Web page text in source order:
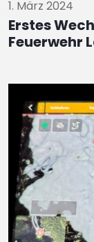
1. März 2024
Erstes
Feuerwehr